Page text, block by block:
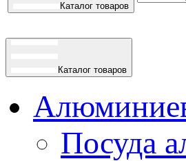
Каталог товаров
Каталог товаров
Посуда